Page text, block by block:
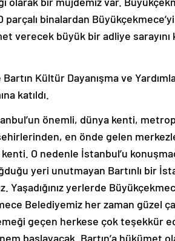
parçalı binalardan
verecek büyük bir adliye sarayını
Kültür Dayanışma ve
katıldı.
önemli, dünya kenti,
en önde gelen
kenti. O nedenle İstanbul’u
yeri unutmayan Bartınlı bir
Yaşadığınız yerlerde
Belediyemiz her zaman güzel
geçen herkese çok teşekkür
başlayacak. Bartın’a hükümet